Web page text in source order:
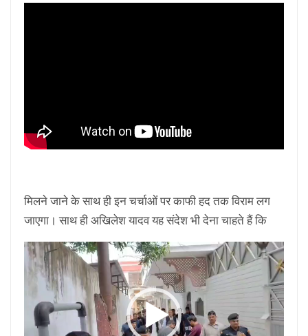
मिलने जाने के साथ ही इन चर्चाओं पर काफी हद तक विराम लग
जाएगा। साथ ही अखिलेश यादव यह संदेश भी देना चाहते हैं कि
Video
Player